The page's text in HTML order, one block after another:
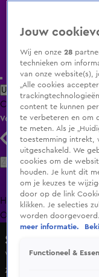
Uitzending Gemist
ClipsFilmsRadio
Volg KIJK
Zoeken
HomeUitzending
Oranjezomer
Shownieuws
Verscheen Rafael
zelf
Jouw
Wij en onze28
technieken om
van onze website(s),
„Alle cookies
content te kunnen
te verbeteren en om
te meten. Als je
toestemming intrekt,
uitgeschakeld. We
cookies om de
houden. Je kunt dit
om je keuzes te
door op de link
klikken. Je selecties
worden doorgevoerd.
meer informatie.
Functioneel &